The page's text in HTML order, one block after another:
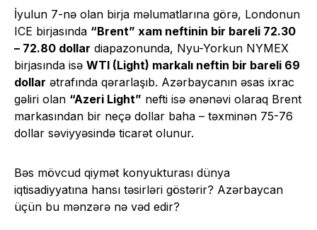
İyulun 7-nə olan birja məlumatlarına görə, Londonun
ICE birjasında “Brent” xam neftinin bir bareli 72.30
– 72.80 dollar diapazonunda, Nyu-Yorkun NYMEX
birjasında isə WTI (Light) markalı neftin bir bareli 69
dollar ətrafında qərarlaşıb. Azərbaycanın əsas ixrac
gəliri olan “Azeri Light” nefti isə ənənəvi olaraq Brent
markasından bir neçə dollar baha – təxminən 75-76
dollar səviyyəsində ticarət olunur.
Bəs mövcud qiymət konyukturası dünya
iqtisadiyyatına hansı təsirləri göstərir? Azərbaycan
üçün bu mənzərə nə vəd edir?